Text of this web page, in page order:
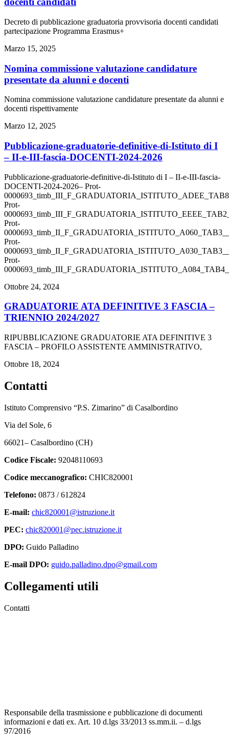
Decreto di pubblicazione graduatoria provvisoria docenti candidati
partecipazione Programma Erasmus+
Marzo 15, 2025
Nomina commissione valutazione candidature
presentate da alunni e docenti
Nomina commissione valutazione candidature presentate da alunni e
docenti rispettivamente
Marzo 12, 2025
Pubblicazione-graduatorie-definitive-di-Istituto di I
– II-e-III-fascia-DOCENTI-2024-2026
Pubblicazione-graduatorie-definitive-di-Istituto di I – II-e-III-fascia-
DOCENTI-2024-2026– Prot-
Prot-
Prot-
Prot-
Prot-
Ottobre 24, 2024
GRADUATORIE ATA DEFINITIVE 3 FASCIA –
TRIENNIO 2024/2027
RIPUBBLICAZIONE GRADUATORIE ATA DEFINITIVE 3
FASCIA – PROFILO ASSISTENTE AMMINISTRATIVO,
Ottobre 18, 2024
Contatti
Istituto Comprensivo “P.S. Zimarino” di Casalbordino
Via del Sole, 6
66021– Casalbordino (CH)
Codice Fiscale: 92048110693
Codice meccanografico: CHIC820001
Telefono: 0873 / 612824
E-mail: chic820001@istruzione.it
PEC: chic820001@pec.istruzione.it
DPO: Guido Palladino
E-mail DPO: guido.palladino.dpo@gmail.com
Collegamenti utili
Contatti
Responsabile della trasmissione e pubblicazione di documenti
informazioni e dati ex. Art. 10 d.lgs 33/2013 ss.mm.ii. – d.lgs
97/2016